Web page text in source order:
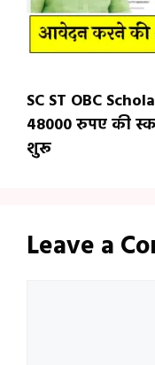
SC ST OBC
48000 रुपए की
शुरू
Leave a